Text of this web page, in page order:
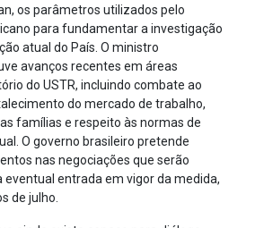
os parâmetros utilizados pelo
para fundamentar a investigação
atual do País. O ministro
avanços recentes em áreas
do USTR, incluindo combate ao
do mercado de trabalho,
famílias e respeito às normas de
O governo brasileiro pretende
nas negociações que serão
eventual entrada em vigor da medida,
de julho.